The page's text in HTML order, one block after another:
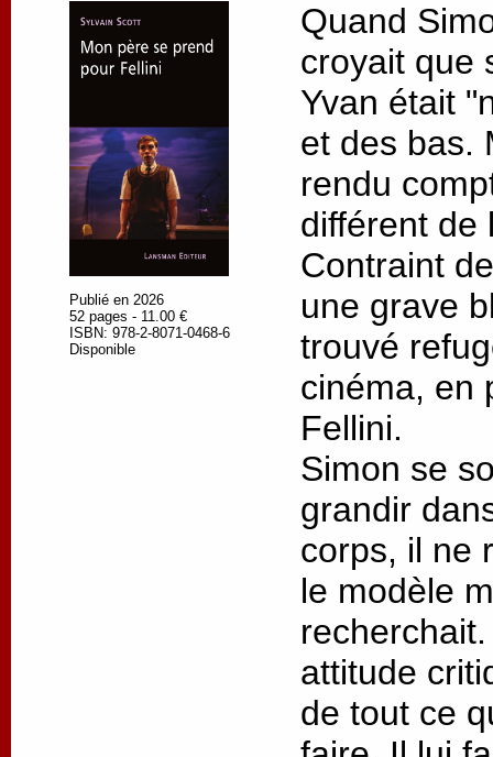
Publié en 2026
52 pages - 11.00 €
ISBN: 978-2-8071-0468-6
Disponible
Quand
croyait que
Yvan était
et des bas.
rendu
différent de
Contraint
une grave
trouvé
cinéma, en
Fellini.
Simon se
grandir
corps, il ne
le modèle
attitude
de tout ce